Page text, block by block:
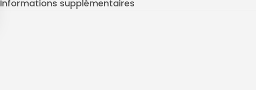
Informations supplémentaires